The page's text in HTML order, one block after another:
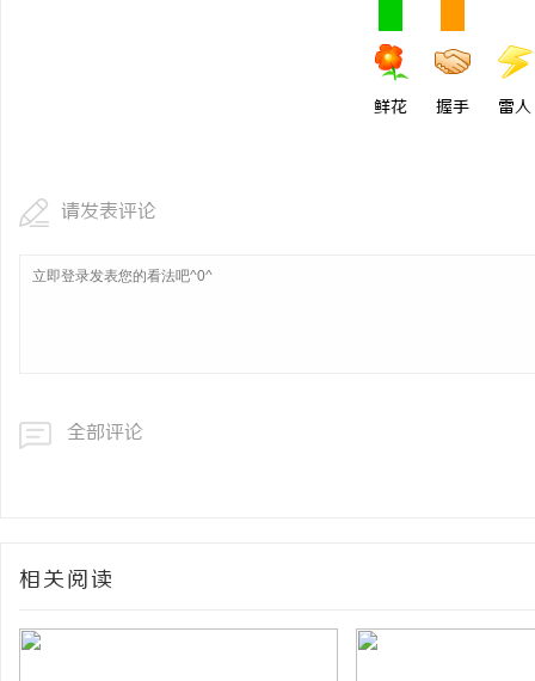
鲜花 握手 雷人
请发表评论
全部评论
相关阅读